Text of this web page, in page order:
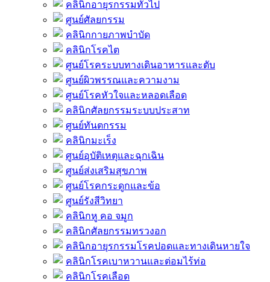
คลินิกอายุรกรรมทั่วไป
ศูนย์ศัลยกรรม
คลินิกกายภาพบำบัด
คลินิกโรคไต
ศูนย์โรคระบบทางเดินอาหารและตับ
ศูนย์ผิวพรรณและความงาม
ศูนย์โรคหัวใจและหลอดเลือด
คลินิกศัลยกรรมระบบประสาท
ศูนย์ทันตกรรม
คลินิกมะเร็ง
ศูนย์อุบัติเหตุและฉุกเฉิน
ศูนย์ส่งเสริมสุขภาพ
ศูนย์โรคกระดูกและข้อ
ศูนย์รังสีวิทยา
คลินิกหู คอ จมูก
คลินิกศัลยกรรมทรวงอก
คลินิกอายุรกรรมโรคปอดและทางเดินหายใจ
คลินิกโรคเบาหวานและต่อมไร้ท่อ
คลินิกโรคเลือด